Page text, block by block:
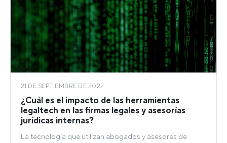
21 DE SEPTIEMBRE DE 2022
¿Cuál es el impacto de las herramientas
legaltech en las firmas legales y asesorías
jurídicas internas?
La tecnología que utilizan abogados y asesores de